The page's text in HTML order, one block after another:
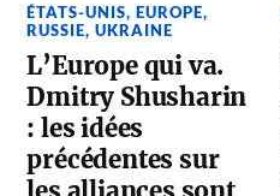
ÉTATS-UNIS,EUROPE,
RUSSIE,UKRAINE
L’Europe qui va.
Dmitry Shusharin
: les idées
précédentes sur